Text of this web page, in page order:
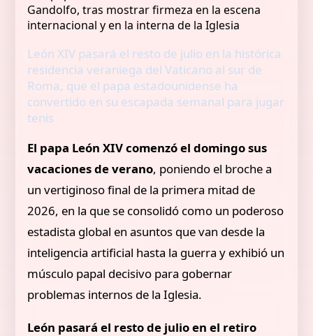
León XIV pasará el resto de julio en la histórica
residencia veraniega del Vaticano al sur de
Roma, que el papa estadounidense ha
convertido en su escapada semanal para jugar
tenis
El papa León XIV comenzó el domingo sus
vacaciones de verano, poniendo el broche a
un vertiginoso final de la primera mitad de
2026, en la que se consolidó como un poderoso
estadista global en asuntos que van desde la
inteligencia artificial hasta la guerra y exhibió un
músculo papal decisivo para gobernar
problemas internos de la Iglesia.
León pasará el resto de julio en el retiro